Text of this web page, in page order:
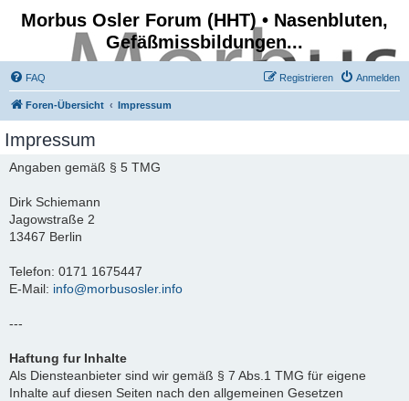
Morbus Osler Forum (HHT) • Nasenbluten,
Gefäßmissbildungen...
FAQ Anmelden
Registrieren
Foren-Übersicht Impressum
Impressum
Angaben gemäß § 5 TMG
Dirk Schiemann
Jagowstraße 2
13467 Berlin
Telefon: 0171 1675447
E-Mail: info@morbusosler.info
---
Haftung fur Inhalte
Als Diensteanbieter sind wir gemäß § 7 Abs.1 TMG für eigene
Inhalte auf diesen Seiten nach den allgemeinen Gesetzen